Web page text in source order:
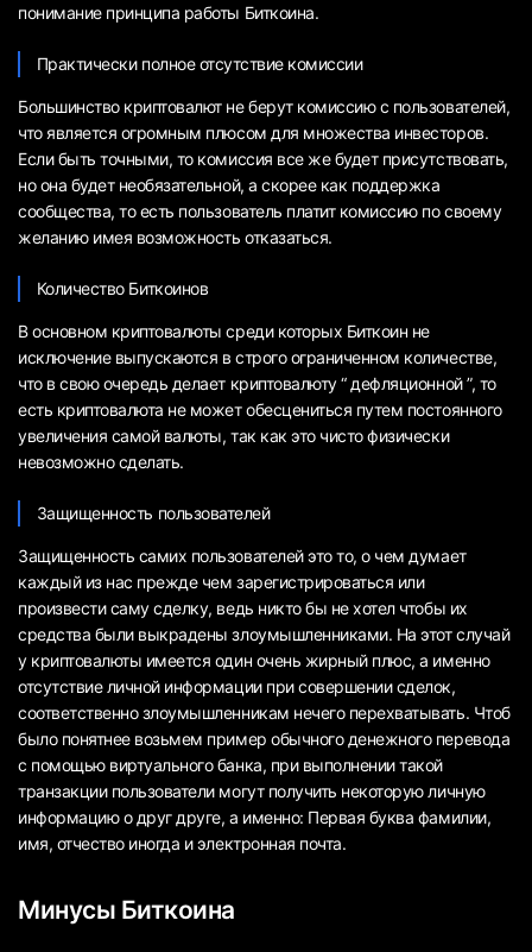
понимание принципа работы Биткоина.
Практически полное отсутствие комиссии
Большинство криптовалют не берут комиссию с пользователей,
что является огромным плюсом для множества инвесторов.
Если быть точными, то комиссия все же будет присутствовать,
но она будет необязательной, а скорее как поддержка
сообщества, то есть пользователь платит комиссию по своему
желанию имея возможность отказаться.
Количество Биткоинов
В основном криптовалюты среди которых Биткоин не
исключение выпускаются в строго ограниченном количестве,
что в свою очередь делает криптовалюту “ дефляционной ”, то
есть криптовалюта не может обесцениться путем постоянного
увеличения самой валюты, так как это чисто физически
невозможно сделать.
Защищенность пользователей
Защищенность самих пользователей это то, о чем думает
каждый из нас прежде чем зарегистрироваться или
произвести саму сделку, ведь никто бы не хотел чтобы их
средства были выкрадены злоумышленниками. На этот случай
у криптовалюты имеется один очень жирный плюс, а именно
отсутствие личной информации при совершении сделок,
соответственно злоумышленникам нечего перехватывать. Чтоб
было понятнее возьмем пример обычного денежного перевода
с помощью виртуального банка, при выполнении такой
транзакции пользователи могут получить некоторую личную
информацию о друг друге, а именно: Первая буква фамилии,
имя, отчество иногда и электронная почта.
Минусы Биткоина